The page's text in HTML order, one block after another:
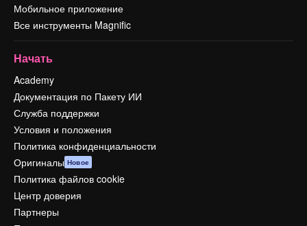
Мобильное приложение
Все инструменты Magnific
Начать
Academy
Документация по Пакету ИИ
Служба поддержки
Условия и положения
Политика конфиденциальности
Оригиналы Новое
Политика файлов cookie
Центр доверия
Партнеры